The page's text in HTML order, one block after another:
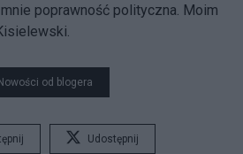
poprawność polityczna. Moim
od blogera
Udostępnij